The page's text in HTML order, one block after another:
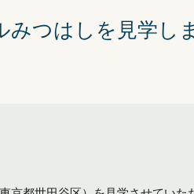
つはしを見学し